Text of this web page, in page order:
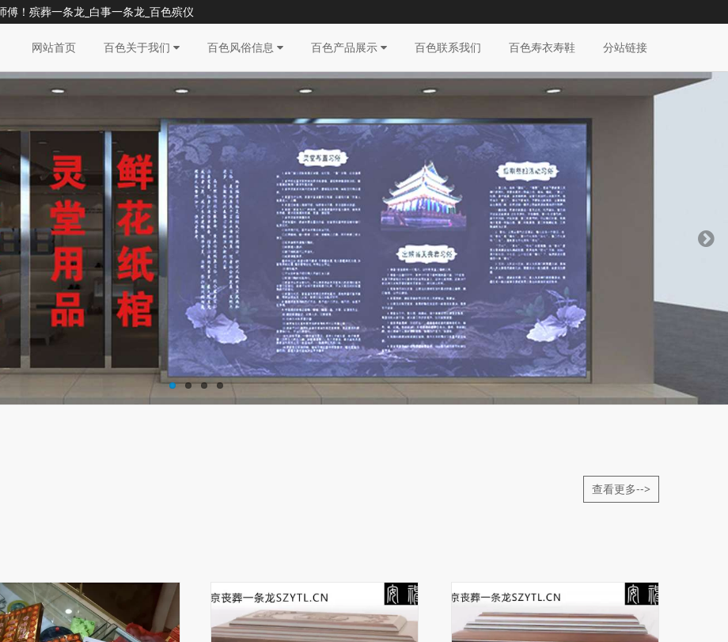
傅！殡葬一条龙_白事一条龙_百色殡仪
网站首页 百色关于我们 百色风俗信息 百色产品展示 百色联系我们 百色寿衣寿鞋 分站链接
查看更多-->